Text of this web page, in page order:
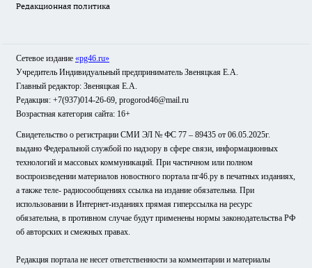
Редакционная политика
Сетевое издание «pg46.ru»
Учредитель Индивидуальный предприниматель Звеняцкая Е.А.
Главный редактор: Звеняцкая Е.А.
Редакция: +7(937)014-26-69, progorod46@mail.ru
Возрастная категория сайта: 16+
Свидетельство о регистрации СМИ ЭЛ № ФС 77 – 89435 от 06.05.2025г.
выдано Федеральной службой по надзору в сфере связи, информационных
технологий и массовых коммуникаций. При частичном или полном
воспроизведении материалов новостного портала пг46.ру в печатных изданиях,
а также теле- радиосообщениях ссылка на издание обязательна. При
использовании в Интернет-изданиях прямая гиперссылка на ресурс
обязательна, в противном случае будут применены нормы законодательства РФ
об авторских и смежных правах.
Редакция портала не несет ответственности за комментарии и материалы